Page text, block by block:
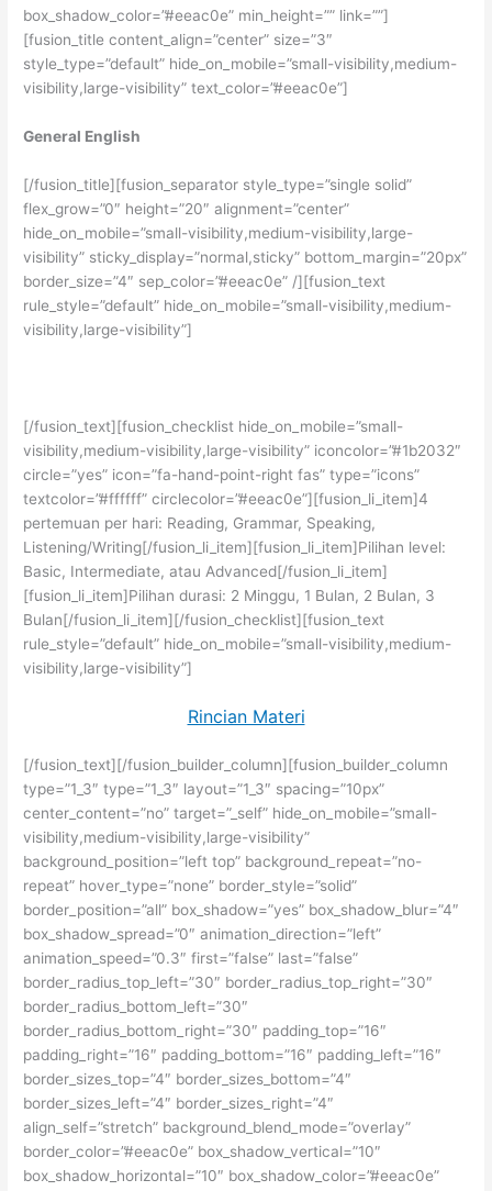
box_shadow_color=”#eeac0e” min_height=”” link=””]
[fusion_title content_align=”center” size=”3″
style_type=”default” hide_on_mobile=”small-visibility,medium-
visibility,large-visibility” text_color=”#eeac0e”]
General English
[/fusion_title][fusion_separator style_type=”single solid”
flex_grow=”0″ height=”20″ alignment=”center”
hide_on_mobile=”small-visibility,medium-visibility,large-
visibility” sticky_display=”normal,sticky” bottom_margin=”20px”
border_size=”4″ sep_color=”#eeac0e” /][fusion_text
rule_style=”default” hide_on_mobile=”small-visibility,medium-
visibility,large-visibility”]
[/fusion_text][fusion_checklist hide_on_mobile=”small-
visibility,medium-visibility,large-visibility” iconcolor=”#1b2032″
circle=”yes” icon=”fa-hand-point-right fas” type=”icons”
textcolor=”#ffffff” circlecolor=”#eeac0e”][fusion_li_item]4
pertemuan per hari: Reading, Grammar, Speaking,
Listening/Writing[/fusion_li_item][fusion_li_item]Pilihan level:
Basic, Intermediate, atau Advanced[/fusion_li_item]
[fusion_li_item]Pilihan durasi: 2 Minggu, 1 Bulan, 2 Bulan, 3
Bulan[/fusion_li_item][/fusion_checklist][fusion_text
rule_style=”default” hide_on_mobile=”small-visibility,medium-
visibility,large-visibility”]
Rincian Materi
[/fusion_text][/fusion_builder_column][fusion_builder_column
type=”1_3″ type=”1_3″ layout=”1_3″ spacing=”10px”
center_content=”no” target=”_self” hide_on_mobile=”small-
visibility,medium-visibility,large-visibility”
background_position=”left top” background_repeat=”no-
repeat” hover_type=”none” border_style=”solid”
border_position=”all” box_shadow=”yes” box_shadow_blur=”4″
box_shadow_spread=”0″ animation_direction=”left”
animation_speed=”0.3″ first=”false” last=”false”
border_radius_top_left=”30″ border_radius_top_right=”30″
border_radius_bottom_left=”30″
border_radius_bottom_right=”30″ padding_top=”16″
padding_right=”16″ padding_bottom=”16″ padding_left=”16″
border_sizes_top=”4″ border_sizes_bottom=”4″
border_sizes_left=”4″ border_sizes_right=”4″
align_self=”stretch” background_blend_mode=”overlay”
border_color=”#eeac0e” box_shadow_vertical=”10″
box_shadow_horizontal=”10″ box_shadow_color=”#eeac0e”